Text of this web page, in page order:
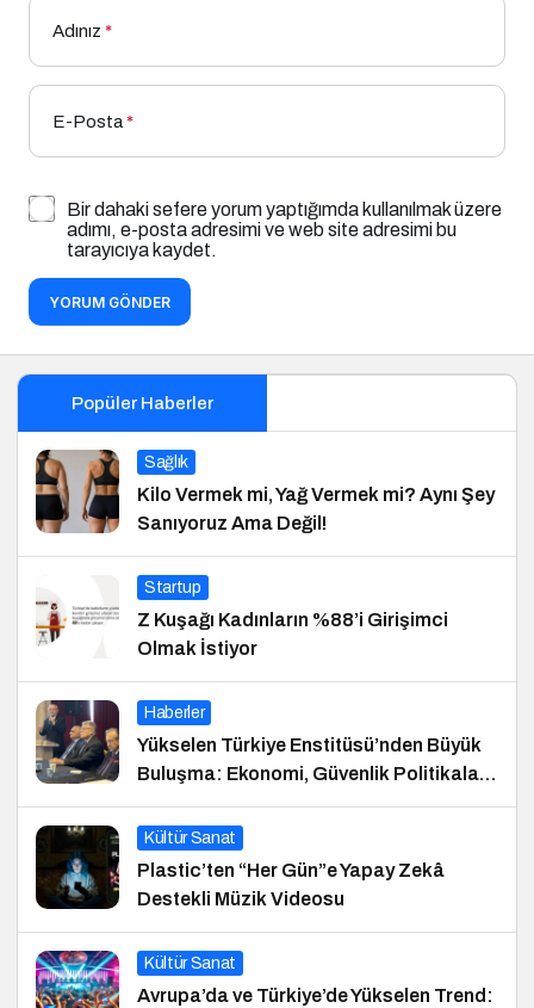
Adınız *
E-Posta*
Bir dahaki sefere yorum yaptığımda kullanılmak üzere
adımı, e-posta adresimi ve web site adresimi bu
tarayıcıya kaydet.
YORUM GÖNDER
Popüler Haberler
Sağlık
Kilo Vermek mi, Yağ Vermek mi? Aynı Şey
Sanıyoruz Ama Değil!
Startup
Z Kuşağı Kadınların %88’i Girişimci
Olmak İstiyor
Haberler
Yükselen Türkiye Enstitüsü’nden Büyük
Buluşma: Ekonomi, Güvenlik Politikaları
ve Hukuk Konferansı
Kültür Sanat
Plastic’ten “Her Gün”e Yapay Zekâ
Destekli Müzik Videosu
Kültür Sanat
Avrupa’da ve Türkiye’de Yükselen Trend: